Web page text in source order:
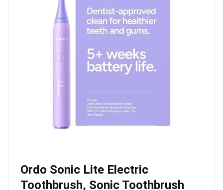
Ordo Sonic Lite Electric
Toothbrush, Sonic Toothbrush